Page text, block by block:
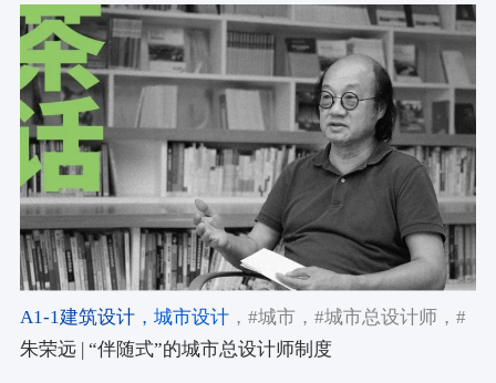
A1-1建筑设计，城市设计，#城市，#城市总设计师，#
规划
朱荣远 | “伴随式”的城市总设计师制度